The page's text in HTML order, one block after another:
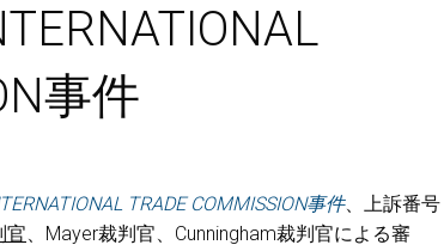
事件
TRADE COMMISSION事件、上訴番号
官、Mayer裁判官、Cunningham裁判官による審